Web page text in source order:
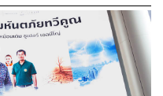
ดีไซน์พลิ้วไหวเหมือน
นักเรียน นักศึกษาได้มา
ห้เด็กรุ่นใหม่มาปล่อยของ
เชื่อมโยงกับคอมมูนิตี้กับ